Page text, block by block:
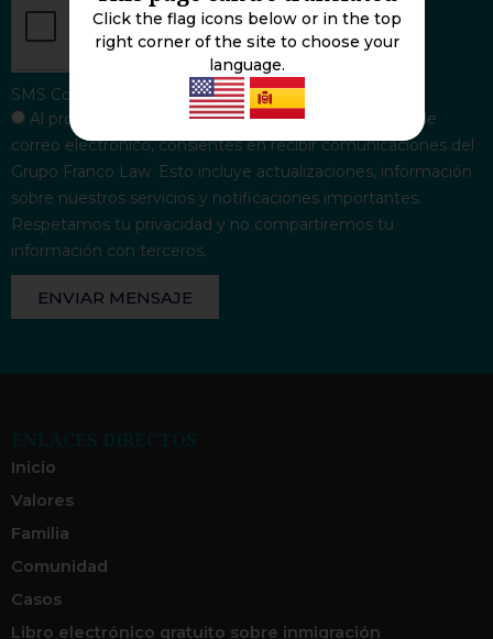
SMS Consent
Al proporcionar tu número de teléfono y dirección de
correo electrónico, consientes en recibir comunicaciones del
Grupo Franco Law. Esto incluye actualizaciones, información
sobre nuestros servicios y notificaciones importantes.
Respetamos tu privacidad y no compartiremos tu
información con terceros.
ENVIAR MENSAJE
Inicio
Valores
Familia
Comunidad
Casos
Libro electrónico gratuito sobre inmigración
Click the flag icons below or in the top
right corner of the site to choose your
language.